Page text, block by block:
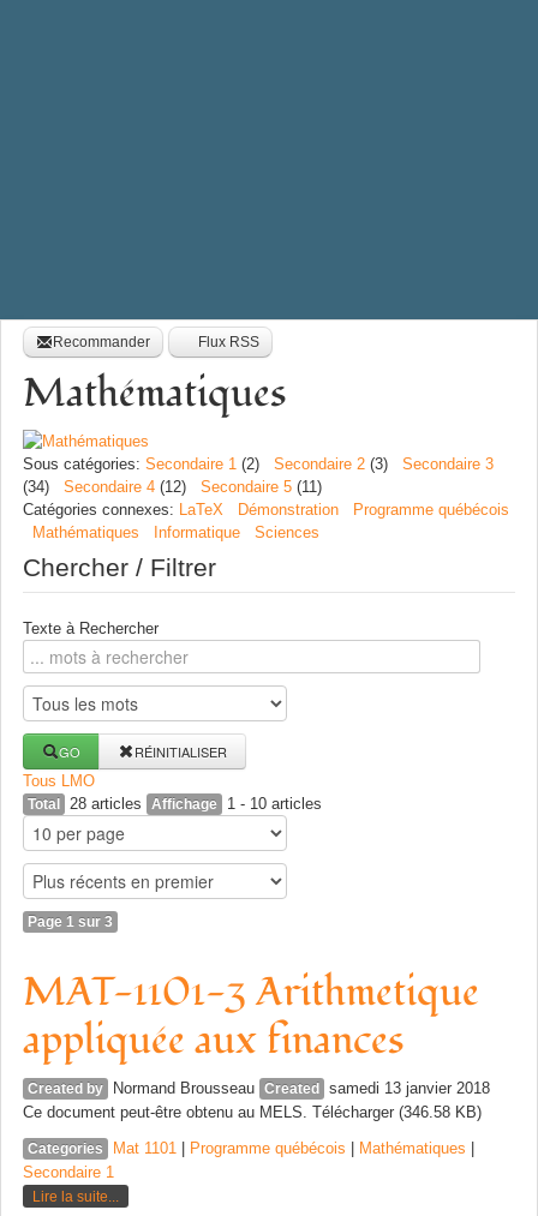
Recommander Flux RSS
Mathématiques
Sous catégories: Secondaire 1 (2) Secondaire 2 (3)
Secondaire 3
(34)
Secondaire 4 (12) Secondaire 5 (11)
Catégories connexes: LaTeX Démonstration
Programme québécois
Mathématiques
Informatique Sciences
Chercher / Filtrer
Texte à Rechercher
GO RÉINITIALISER
Tous LMO
Total 28 articles Affichage 1 - 10 articles
Page 1 sur 3
MAT-1101-3 Arithmetique
appliquée aux finances
Created by Normand Brousseau Created
samedi 13 janvier 2018
Ce document peut-être obtenu au MELS. Télécharger (346.58 KB)
Categories Mat 1101 Programme québécois Mathématiques
Secondaire 1
Lire la suite...